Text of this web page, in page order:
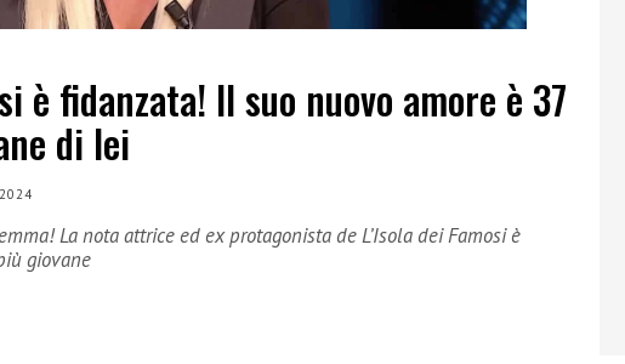
è fidanzata! Il suo nuovo amore è 37
di lei
La nota attrice ed ex protagonista de L’Isola dei Famosi è
giovane